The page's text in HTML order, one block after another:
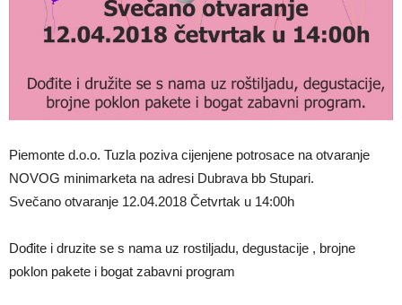
Piemonte d.o.o. Tuzla poziva cijenjene potrosace na otvaranje
NOVOG minimarketa na adresi Dubrava bb Stupari.
Svečano otvaranje 12.04.2018 Četvrtak u 14:00h
Dođite i druzite se s nama uz rostiljadu, degustacije , brojne
poklon pakete i bogat zabavni program